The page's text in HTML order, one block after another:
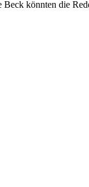
könnten die